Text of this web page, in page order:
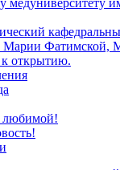
медуниверситету
Фатимской,
к открытию.
любимой!